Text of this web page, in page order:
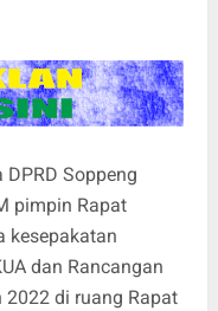
Soppeng
pimpin Rapat
kesepakatan
dan Rancangan
2022 di ruang Rapat